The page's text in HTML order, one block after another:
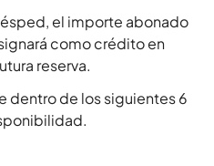
el importe abonado
como crédito en
reserva.
dentro de los siguientes 6